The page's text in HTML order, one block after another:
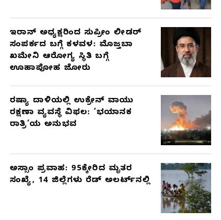
ಇರಾನ್ ಅಧ್ಯಕ್ಷರಿಂದ ಸುಪ್ರೀಂ ಲೀಡರ್
ಸಂಪರ್ಕದ ಬಗ್ಗೆ ಕಳವಳ: ಮೊಜ್ತಬಾ
ಖಮೇನಿ ಆರೋಗ್ಯ ಸ್ಥಿತಿ ಬಗ್ಗೆ
ಊಹಾಪೋಹ ಜೋರು
ರಷ್ಯಾ ದಾಳಿಯಲ್ಲಿ ಉಕ್ರೇನ್ ವಾಯು
ರಕ್ಷಣಾ ವ್ಯವಸ್ಥೆ ವಿಫಲ: ‘ಭಯಾನಕ
ರಾತ್ರಿ’ಯ ಅನುಭವ
ಅಸ್ಸಾಂ ಪ್ರವಾಹ: 95ಕ್ಕೇರಿದ ಮೃತರ
ಸಂಖ್ಯೆ, 14 ಜಿಲ್ಲೆಗಳು ರೆಡ್ ಅಲರ್ಟ್‌ನಲ್ಲಿ